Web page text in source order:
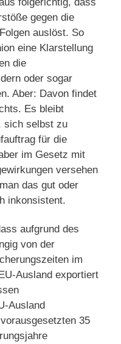
gegen die
auslöst. So
eine Klarstellung
die
oder sogar
Aber: Davon findet
Es bleibt
sich selbst zu
für die
im Gesetz mit
versehen
das gut oder
inkonsistent.
aufgrund des
von der
im
Ausland exportiert
Ausland
35